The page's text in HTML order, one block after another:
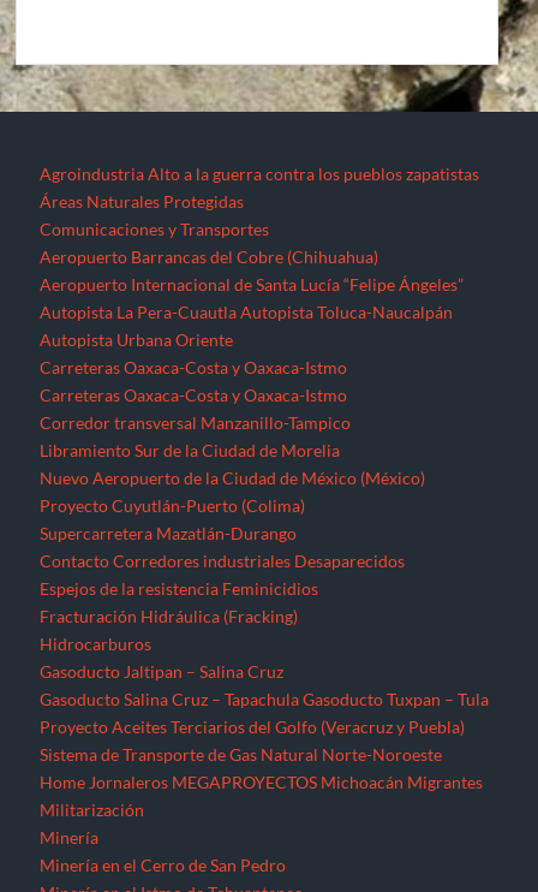
Agroindustria Alto a la guerra contra los pueblos zapatistas
Áreas Naturales Protegidas
Comunicaciones y Transportes
Aeropuerto Barrancas del Cobre (Chihuahua)
Aeropuerto Internacional de Santa Lucía “Felipe Ángeles”
Autopista La Pera-Cuautla Autopista Toluca-Naucalpán
Autopista Urbana Oriente
Carreteras Oaxaca-Costa y Oaxaca-Istmo
Carreteras Oaxaca-Costa y Oaxaca-Istmo
Corredor transversal Manzanillo-Tampico
Libramiento Sur de la Ciudad de Morelia
Nuevo Aeropuerto de la Ciudad de México (México)
Proyecto Cuyutlán-Puerto (Colima)
Supercarretera Mazatlán-Durango
Contacto Corredores industriales Desaparecidos
Espejos de la resistencia Feminicidios
Fracturación Hidráulica (Fracking)
Hidrocarburos
Gasoducto Jaltipan – Salina Cruz
Gasoducto Salina Cruz – Tapachula Gasoducto Tuxpan – Tula
Proyecto Aceites Terciarios del Golfo (Veracruz y Puebla)
Sistema de Transporte de Gas Natural Norte-Noroeste
Home Jornaleros MEGAPROYECTOS Michoacán Migrantes
Militarización
Minería
Minería en el Cerro de San Pedro